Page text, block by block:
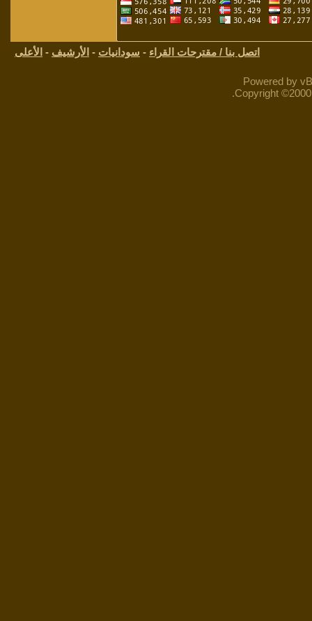
اتصل بنا / مقترحات القراء - سودانيات - الأرشيف - الأعلى
Powered by
Copyright